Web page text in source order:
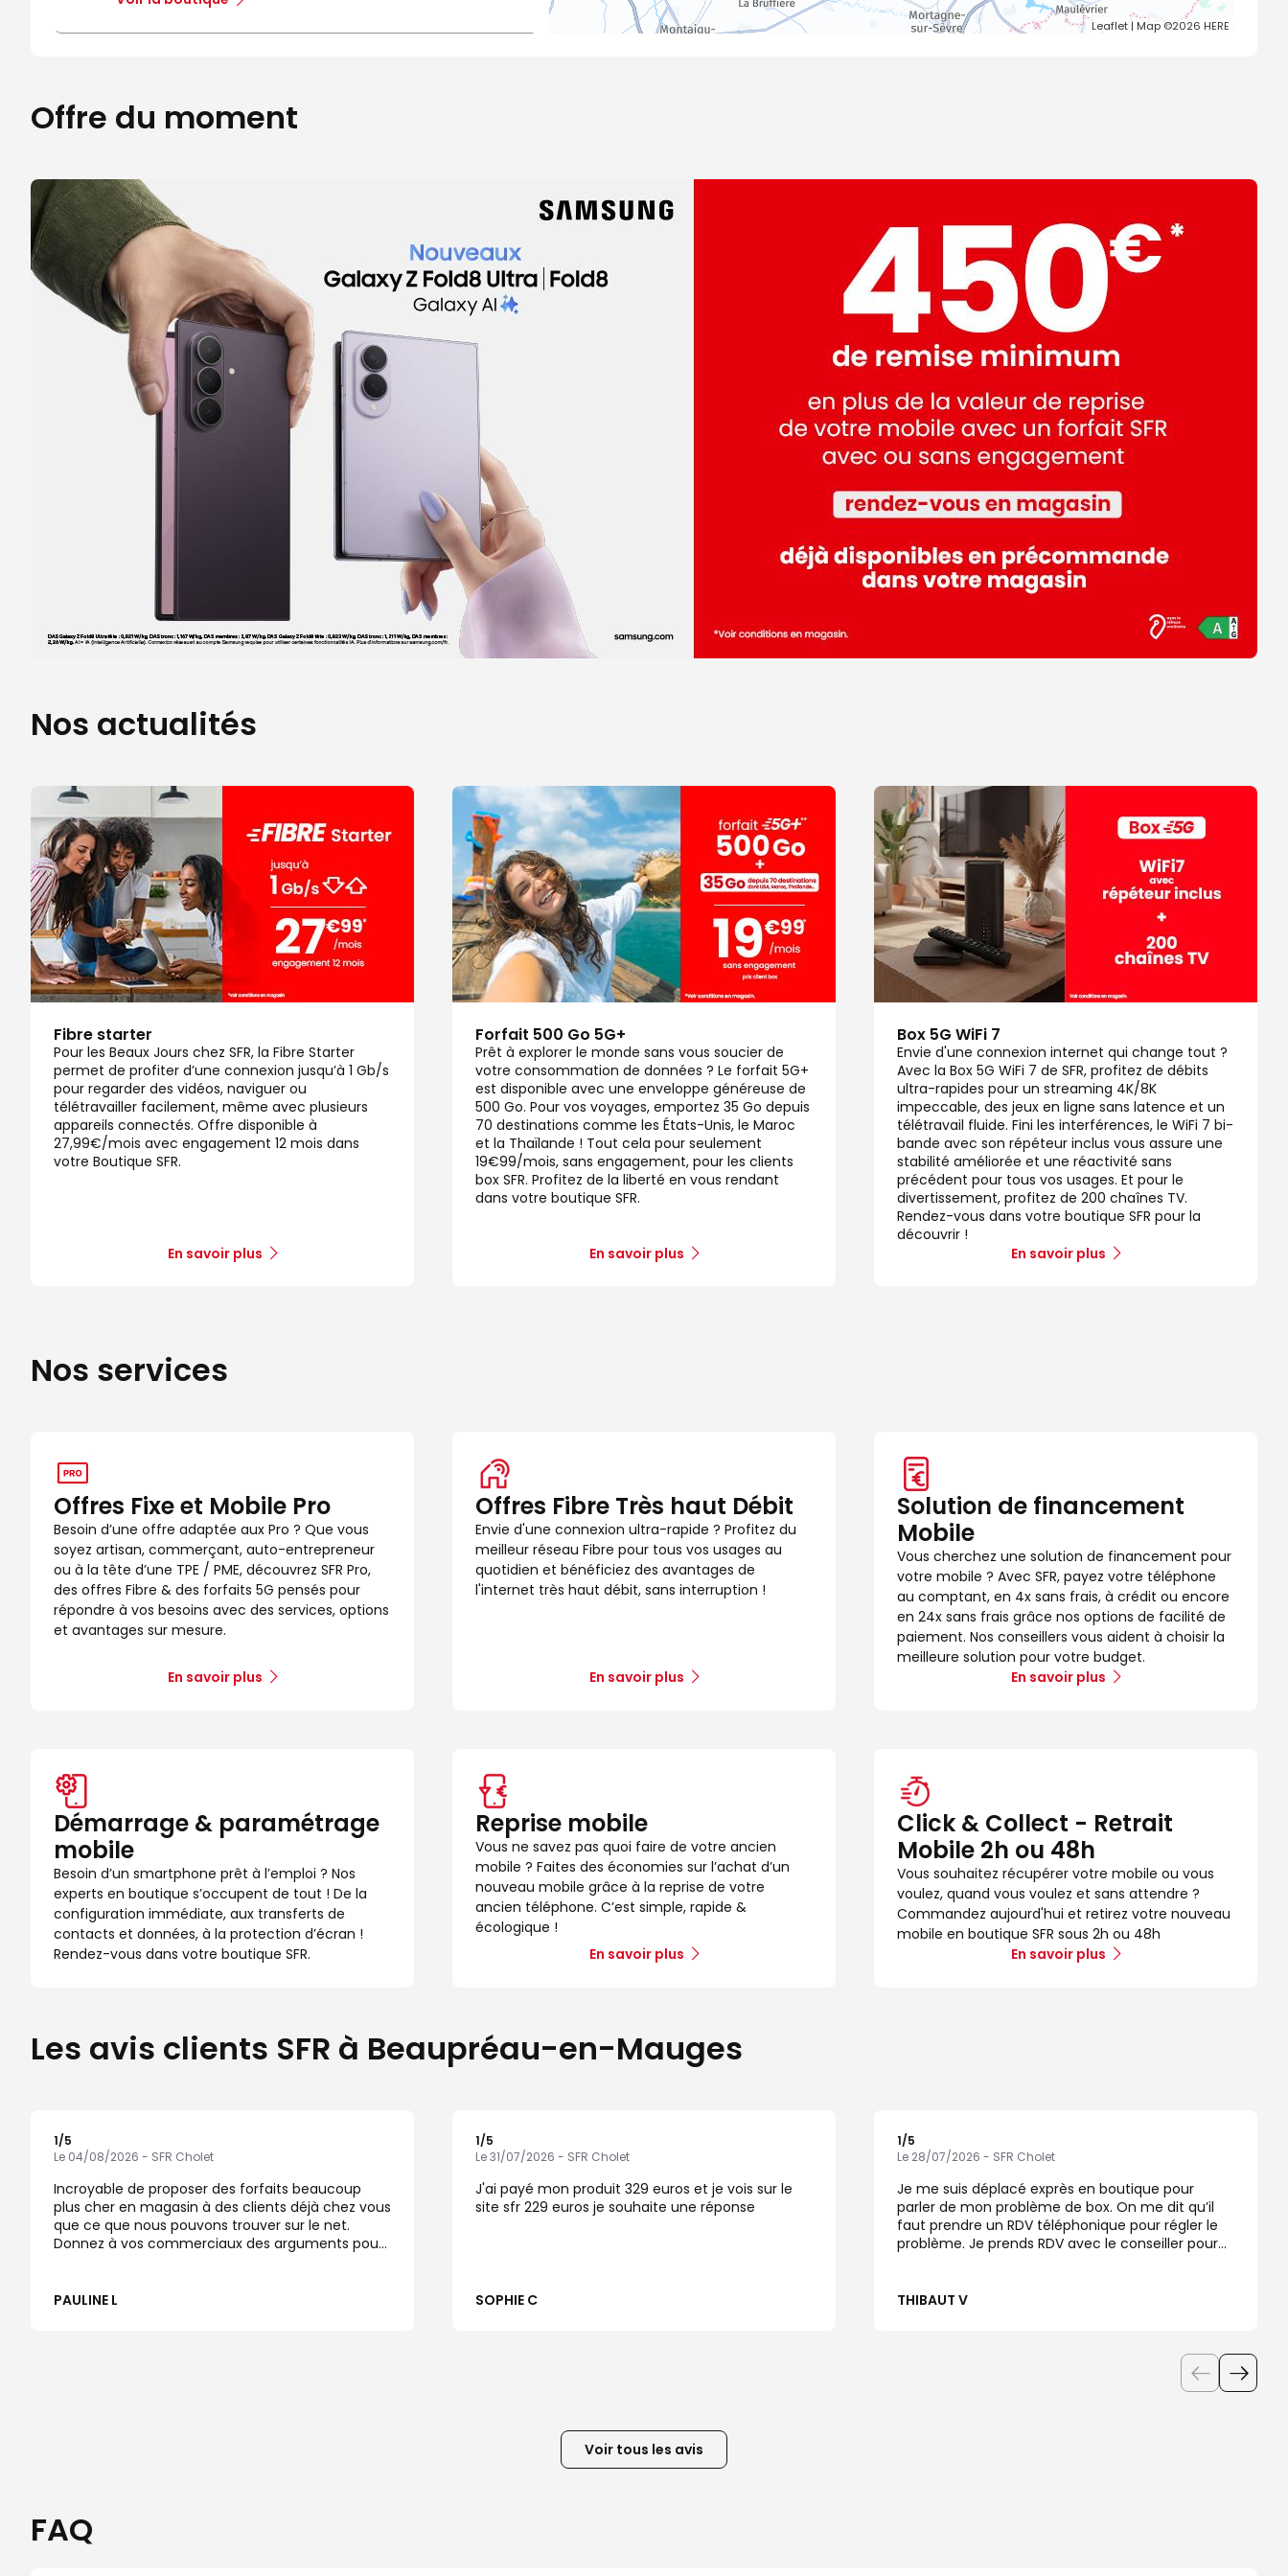
Leaflet| Map ©2026 HERE
Offre du moment
Nos actualités
Fibre starter
Pour les Beaux Jours chez SFR, la Fibre Starter
permet de profiter d’une connexion jusqu’à 1 Gb/s
pour regarder des vidéos, naviguer ou
télétravailler facilement, même avec plusieurs
appareils connectés. Offre disponible à
27,99€/mois avec engagement 12 mois dans
votre Boutique SFR.
En savoir plus
Forfait 500 Go 5G+
Prêt à explorer le monde sans vous soucier de
votre consommation de données ? Le forfait 5G+
est disponible avec une enveloppe généreuse de
500 Go. Pour vos voyages, emportez 35 Go depuis
70 destinations comme les États-Unis, le Maroc
et la Thaïlande ! Tout cela pour seulement
19€99/mois, sans engagement, pour les clients
box SFR. Profitez de la liberté en vous rendant
dans votre boutique SFR.
En savoir plus
Box 5G WiFi 7
Envie d'une connexion internet qui change tout ?
Avec la Box 5G WiFi 7 de SFR, profitez de débits
ultra-rapides pour un streaming 4K/8K
impeccable, des jeux en ligne sans latence et un
télétravail fluide. Fini les interférences, le WiFi 7 bi-
bande avec son répéteur inclus vous assure une
stabilité améliorée et une réactivité sans
précédent pour tous vos usages. Et pour le
divertissement, profitez de 200 chaînes TV.
Rendez-vous dans votre boutique SFR pour la
découvrir !
En savoir plus
Nos services
Offres Fixe et Mobile Pro
Besoin d’une offre adaptée aux Pro ? Que vous
soyez artisan, commerçant, auto-entrepreneur
ou à la tête d’une TPE / PME, découvrez SFR Pro,
des offres Fibre & des forfaits 5G pensés pour
répondre à vos besoins avec des services, options
et avantages sur mesure.
En savoir plus
Offres Fibre Très haut Débit
Envie d'une connexion ultra-rapide ? Profitez du
meilleur réseau Fibre pour tous vos usages au
quotidien et bénéficiez des avantages de
l'internet très haut débit, sans interruption !
En savoir plus
Solution de financement
Mobile
Vous cherchez une solution de financement pour
votre mobile ? Avec SFR, payez votre téléphone
au comptant, en 4x sans frais, à crédit ou encore
en 24x sans frais grâce nos options de facilité de
paiement. Nos conseillers vous aident à choisir la
meilleure solution pour votre budget.
En savoir plus
Démarrage & paramétrage
mobile
Besoin d’un smartphone prêt à l’emploi ? Nos
experts en boutique s’occupent de tout ! De la
configuration immédiate, aux transferts de
contacts et données, à la protection d’écran !
Rendez-vous dans votre boutique SFR.
Reprise mobile
Vous ne savez pas quoi faire de votre ancien
mobile ? Faites des économies sur l’achat d’un
nouveau mobile grâce à la reprise de votre
ancien téléphone. C’est simple, rapide &
écologique !
En savoir plus
Click & Collect - Retrait
Mobile 2h ou 48h
Vous souhaitez récupérer votre mobile ou vous
voulez, quand vous voulez et sans attendre ?
Commandez aujourd'hui et retirez votre nouveau
mobile en boutique SFR sous 2h ou 48h
En savoir plus
Les avis clients SFR à Beaupréau-en-Mauges
1/5
Le 04/08/2026 - SFR Cholet
Incroyable de proposer des forfaits beaucoup
plus cher en magasin à des clients déjà chez vous
que ce que nous pouvons trouver sur le net.
Donnez à vos commerciaux des arguments pour
PAULINE L
1/5
Le 31/07/2026 - SFR Cholet
J'ai payé mon produit 329 euros et je vois sur le
site sfr 229 euros je souhaite une réponse
SOPHIE C
1/5
Le 28/07/2026 - SFR Cholet
Je me suis déplacé exprès en boutique pour
parler de mon problème de box. On me dit qu’il
faut prendre un RDV téléphonique pour régler le
problème. Je prends RDV avec le conseiller pour
THIBAUT V
Voir tous les avis
FAQ